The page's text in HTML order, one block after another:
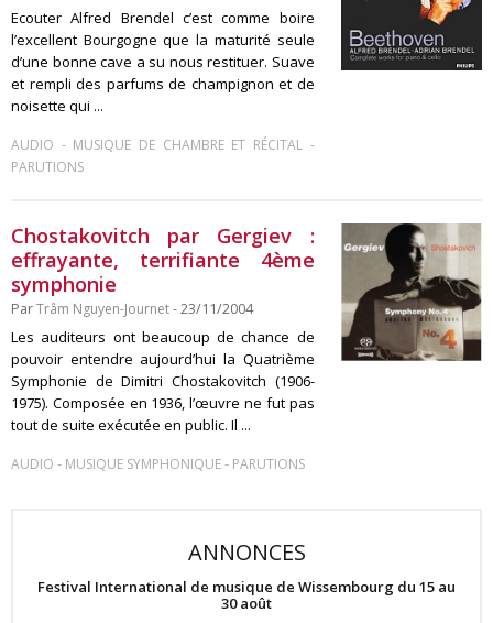
Ecouter Alfred Brendel c’est comme boire
l’excellent Bourgogne que la maturité seule
d’une bonne cave a su nous restituer. Suave
et rempli des parfums de champignon et de
noisette qui ...
AUDIO - MUSIQUE DE CHAMBRE ET RÉCITAL-
PARUTIONS
Chostakovitch par Gergiev :
effrayante, terrifiante 4ème
symphonie
ParTrâm Nguyen-Journet- 23/11/2004
Les auditeurs ont beaucoup de chance de
pouvoir entendre aujourd’hui la Quatrième
Symphonie de Dimitri Chostakovitch (1906-
1975). Composée en 1936, l’œuvre ne fut pas
tout de suite exécutée en public. Il ...
AUDIO - MUSIQUE SYMPHONIQUE- PARUTIONS
ANNONCES
Festival International de musique de Wissembourg du 15 au
30 août